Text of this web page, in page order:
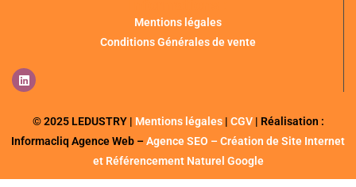
Mentions légales
Conditions Générales de vente
© 2025 LEDUSTRY | Mentions légales | CGV | Réalisation :
Informacliq Agence Web –Agence SEO – Création de Site Internet
et Référencement Naturel Google